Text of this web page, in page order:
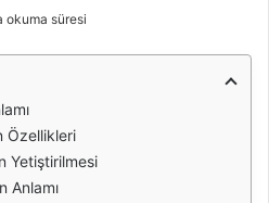
okuma süresi
Özellikleri
Yetiştirilmesi
Anlamı